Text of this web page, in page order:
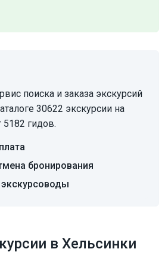
поиска и заказа экскурсий
30622 экскурсии на
гидов.
бронирования
в Хельсинки